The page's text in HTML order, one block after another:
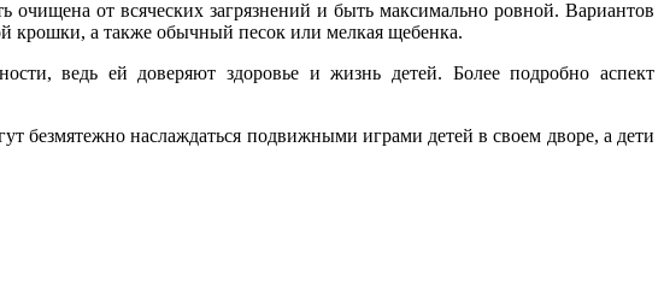
от всяческих загрязнений и быть максимально ровной. Вариантов
крошки, а также обычный песок или мелкая щебенка.
ведь ей доверяют здоровье и жизнь детей. Более подробно аспект
безмятежно наслаждаться подвижными играми детей в своем дворе, а дети